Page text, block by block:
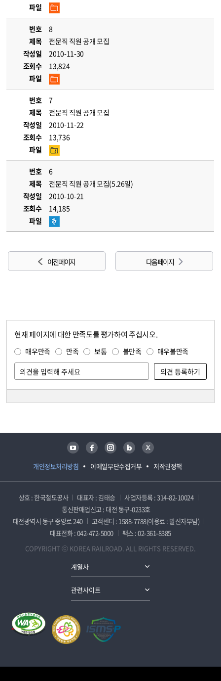
파일
번호
8
제목
전문직 직원 공개 모집
작성일
2010-11-30
조회수
13,824
파일
번호
7
제목
전문직 직원 공개 모집
작성일
2010-11-22
조회수
13,736
파일
번호
6
제목
전문직 직원 공개 모집(5.26일)
작성일
2010-10-21
조회수
14,185
파일
이전 페이지 다음 페이지
현재 페이지에 대한 만족도를 평가하여 주십시오.
매우만족 만족 보통 불만족 매우불만족
개인정보처리방침 이메일무단수집거부 저작권정책
유튜브 페이스북 인스타그램 블로그 트위터
상호 : 한국철도공사 대표자 : 김태승
사업자등록 : 314-82-10024
통신판매업신고 : 대전 동구-0233호
대전광역시 동구 중앙로 240
고객센터 : 1588-7788(이용료 : 발신자부담)
대표전화 : 042-472-5000
팩스 : 02-361-8385
COPYRIGHT ⓒ KOREA RAILROAD. ALL RIGHTS RESERVED.
계열사
관련사이트